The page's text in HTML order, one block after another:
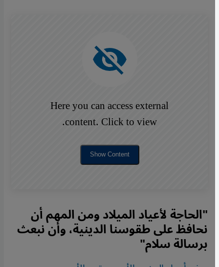
Here you can access external
content. Click to view.
Show Content
"الحاجة لأعياد الميلاد ومن المهم أن
نحافظ على طقوسنا الدينية، وأن نبعث
برسالة سلام"